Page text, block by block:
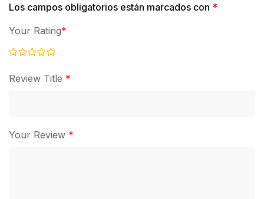
Los campos obligatorios están marcados con *
Review Title *
Your Rating*
Your Review *